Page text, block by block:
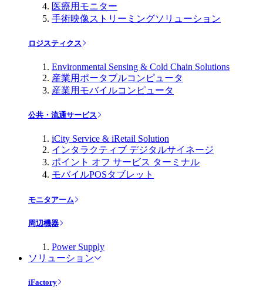
医療用モニター
手術映像ストリーミングソリューション
ロジスティクス
Environmental Sensing & Cold Chain Solutions
産業用ポータブルコンピュータ
産業用モバイルコンピュータ
公共・流通サービス
iCity Service & iRetail Solution
インタラクティブ デジタルサイネージ
ポイント オフ サービス ターミナル
モバイルPOSタブレット
モニタアーム
周辺機器
Power Supply
ソリューション
iFactory